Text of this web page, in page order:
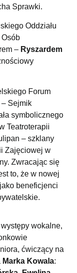
Sprawki.
Oddziału
– Ryszardem
Forum
– Sejmik
symbolicznego
Teatroterapii
– szklany
Zajęciowej w
Zwracając się
to, że w nowej
beneficjenci
wokalne,
ćwiczący na
Marka Kowala: